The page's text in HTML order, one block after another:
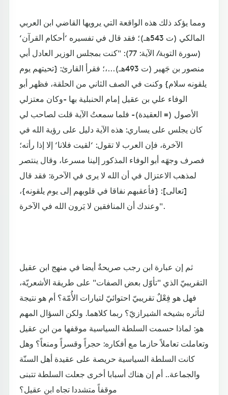
ومما يؤكد ذلك هذه الواقعة التي يرويها القاضي ابن العربي
المالكي (ت 543هـ)؛ فقد قال في تفسيره ‘أحكام القرآن‘
(سورة التوبة/ الآية: 77): "كنت بمجلس الوزير العادل أبي
منصور بن جَهير (ت 493هـ)...،؛ فقرأ القارئ: {تحيتهم يوم
يلقونه سلام} وكنت في الصف الثاني من الحلقة، فظهر أبو
الوفاء علي بن عقيل إمام الحنبلية بها -وكان معتزلي
الأصول (= العقيدة)- فلما سمعتُ الآية قلت لصاحب لي
كان يجلس على يساري: هذه الآية دليل على رؤية الله في
الآخرة، فإن العرب لا تقول: ‘لقيت فلانا‘ إلا إذا رأته؛
فصرف وجهَه أبو الوفاء المذكور إلينا مسرعا، وقال ينتصر
لمذهب الاعتزال في أن الله لا يرى في الآخرة: فقد قال
[تعالى]: {فأعقبهم نفاقا في قلوبهم إلى يوم يلقونه}،
وعندك أن المنافقين لا يَرون الله في الآخرة".
ثم إن عبارة ابن رجب صريحةٌ أيضا في منهج ابن عقيل
التقريبيّ الذي "تأوّل بعض الصفات" على طريقة الأشعريّة،
فهل هو فِعْلٌ تقريبيّ احتوائيّ لتيارات الأُمّة؟ أم هو نتيجة
لتأثره بشيخه الشيرازيّ؟ ربما كلاهما. ولكن السؤال المهم
هو: لماذا حسمت السلطة السياسية موقفها من ابن عقيل
وتعاملت تعاملاً حازما مع أفكاره: حجراً وقسراً ومنعاً؟ وهل
كانت السلطة السياسية حريصة على عقيدة أهل السنّة
والجماعة.. أم إن هناك أسبابا أخرى جعلت السلطة تتبنى
موقفاً متشددا تجاه ابن عقيل؟